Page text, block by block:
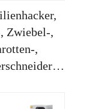
Zwiebel-,
,